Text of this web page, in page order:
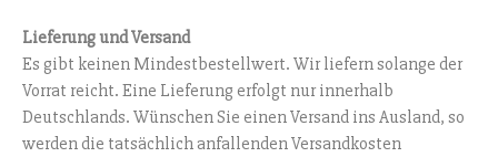
Lieferung und Versand
Es gibt keinen Mindestbestellwert. Wir liefern solange der
Vorrat reicht. Eine Lieferung erfolgt nur innerhalb
Deutschlands. Wünschen Sie einen Versand ins Ausland, so
werden die tatsächlich anfallenden Versandkosten